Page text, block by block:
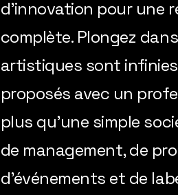
d'innovation pour une
complète. Plongez
artistiques sont
proposés avec un
plus qu'une simple
de management, de
d'événements et de